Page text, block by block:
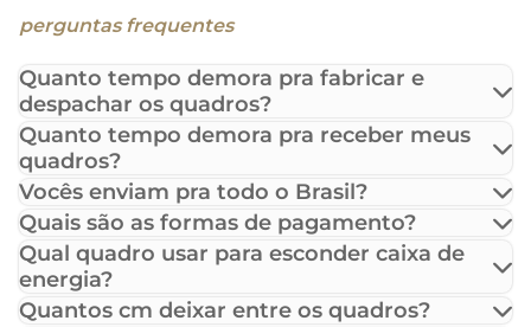
perguntas frequentes
Quanto tempo demora pra fabricar e
despachar os quadros?
Quanto tempo demora pra receber meus
quadros?
Vocês enviam pra todo o Brasil?
Quais são as formas de pagamento?
Qual quadro usar para esconder caixa de
energia?
Quantos cm deixar entre os quadros?